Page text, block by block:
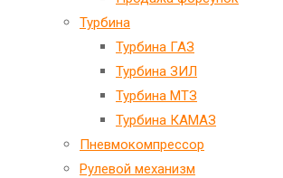
Турбина
Турбина ГАЗ
Турбина ЗИЛ
Турбина МТЗ
Турбина КАМАЗ
Пневмокомпрессор
Рулевой механизм